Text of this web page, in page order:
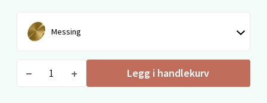
Messing
Legg i handlekurv
Rana
Fridtjof Nansensgate 22, 8622 Mo i Rana
5 i butikk